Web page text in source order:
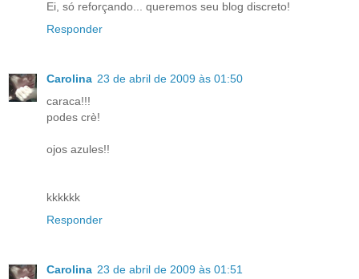
Ei, só reforçando... queremos seu blog discreto!
Responder
Carolina 23 de abril de 2009 às 01:50
caraca!!!
podes crè!
ojos azules!!
kkkkkk
Responder
Carolina 23 de abril de 2009 às 01:51